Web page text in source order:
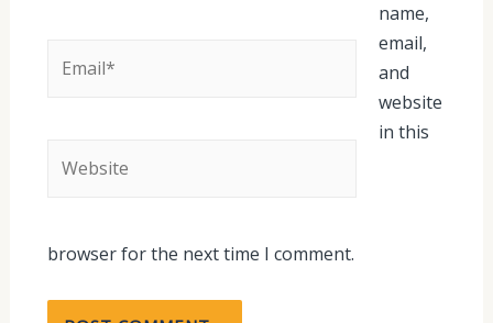
name,
email,
and
website
in this
browser for the next time I comment.